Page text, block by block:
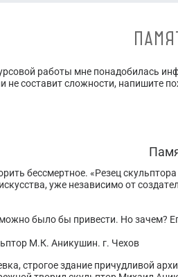
работы мне понадобилась
не составит сложности, напишите
бессмертное. «Резец
уже независимо от
было бы привести. Но зачем?
строгое здание причудливой